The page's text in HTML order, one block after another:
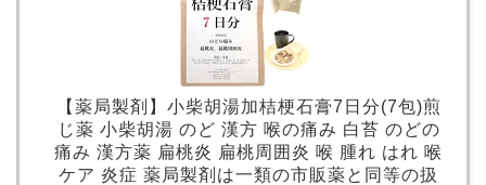
【薬局製剤】小柴胡湯加桔梗石膏7日分(7包)煎
じ薬 小柴胡湯 のど 漢方 喉の痛み 白苔 のどの
痛み 漢方薬 扁桃炎 扁桃周囲炎 喉 腫れ はれ 喉
ケア 炎症 薬局製剤は一類の市販薬と同等の扱